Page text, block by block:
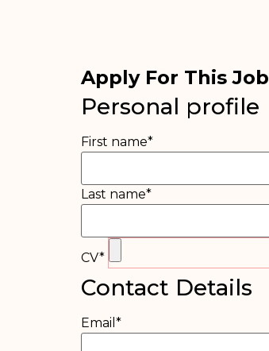
Apply For This Job
Personal profile
First name*
Last name*
CV*
Contact Details
Email *